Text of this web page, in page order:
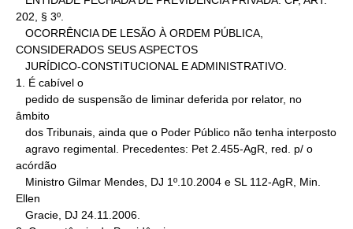
202, § 3º.
CONSIDERADOS SEUS ASPECTOS
1. É cabível o
âmbito
acórdão
Ellen